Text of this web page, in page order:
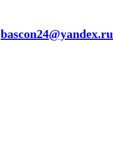
bascon24@yandex.ru